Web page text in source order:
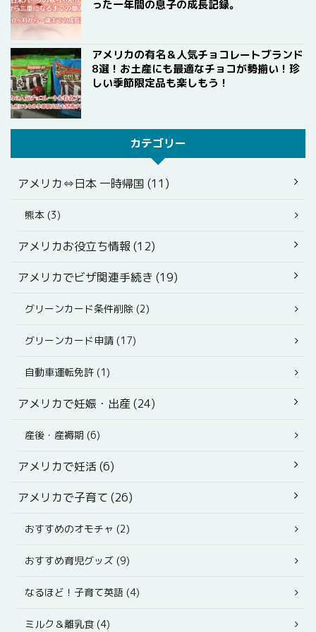
った一年間の息子の成長記録。
アメリカの有名＆人気チョコレートブランド
8選！お土産にも最適なチョコが勢揃い！珍
しい季節限定品も楽しもう！
カテゴリー
アメリカ⇔日本 一時帰国 (11)
熊本 (3)
アメリカお役立ち情報 (12)
アメリカでビザ関連手続き (19)
グリーンカード条件削除 (2)
グリーンカード申請 (17)
自動車運転免許 (1)
アメリカで妊娠・出産 (24)
産後・産褥期 (6)
アメリカで妊活 (6)
アメリカで子育て (26)
おすすめのオモチャ (2)
おすすめ育児グッズ (9)
なるほど！子育て英語 (4)
ミルク＆離乳食 (4)